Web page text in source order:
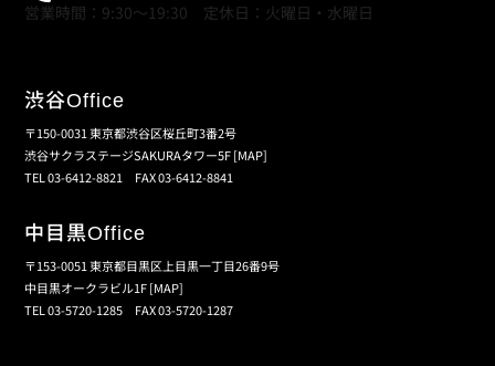
営業時間：9:30～19:30 定休日：火曜日・水曜日
渋谷Office
〒150-0031 東京都渋谷区桜丘町3番2号
渋谷サクラステージSAKURAタワー5F[MAP]
TEL 03-6412-8821 FAX 03-6412-8841
中目黒Office
〒153-0051 東京都目黒区上目黒一丁目26番9号
中目黒オークラビル1F[MAP]
TEL 03-5720-1285 FAX 03-5720-1287